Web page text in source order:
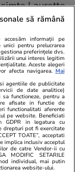
să rămână
accesăm informații pe
pentru prelucrarea
preferințele dvs.
unui interes legitim
Aceste alegeri
afecta navigarea. Mai
agentiile de publicitate
de date analitice)
functioneze, pentru a
afisate in functie de
functionalitati aferente
pe website. Beneficiati
GDPR in legatura cu
drepturi pot fi exercitate
TOATE”, acceptati
implica inclusiv acceptul
de catre Vendor-ii cu
MODIFIC SETARILE
individual, mai putin
website-ului.